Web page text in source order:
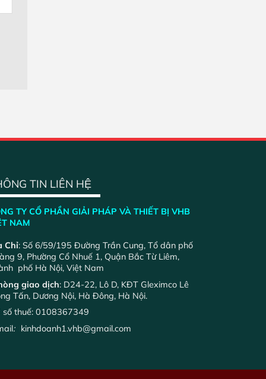
TIN LIÊN HỆ
TY CỔ PHẦN GIẢI PHÁP VÀ THIẾT BỊ VHB
NAM
Chỉ: Số 6/59/195 Đường Trần Cung, Tổ dân phố
9, Phường Cổ Nhuế 1, Quận Bắc Từ Liêm,
phố Hà Nội, Việt Nam
giao dịch: D24-22, Lô D, KĐT Gleximco Lê
Tấn, Dương Nội, Hà Đông, Hà Nội.
số thuế: 0108367349
: kinhdoanh1.vhb@gmail.com